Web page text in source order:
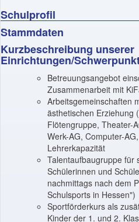
Schulprofil
Stammdaten
Kurzbeschreibung unserer
Einrichtungen/
Betreuungsangebot
Zusammenarbeit mit
Arbeitsgemeinschaften
ästhetischen Erziehung
Flötengruppe, Theater-
Werk-AG, Computer-
Lehrerkapazität
Talentaufbaugruppe für
Schülerinnen und
nachmittags nach dem
Schulsports in Hessen")
Sportförderkurs als
Kinder der 1. und 2.